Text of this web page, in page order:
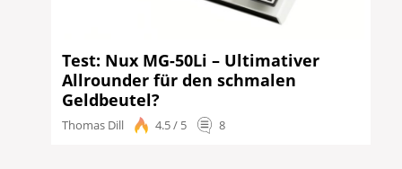
Test: Nux MG-50Li – Ultimativer
Allrounder für den schmalen
Geldbeutel?
Thomas Dill 4.5 / 5 8